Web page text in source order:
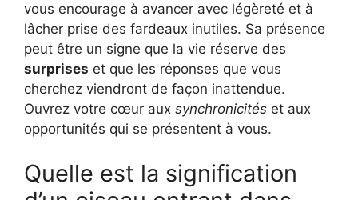
vous encourage à avancer avec légèreté et à
lâcher prise des fardeaux inutiles. Sa présence
peut être un signe que la vie réserve des
surprises et que les réponses que vous
cherchez viendront de façon inattendue.
Ouvrez votre cœur aux synchronicités et aux
opportunités qui se présentent à vous.
Quelle est la signification